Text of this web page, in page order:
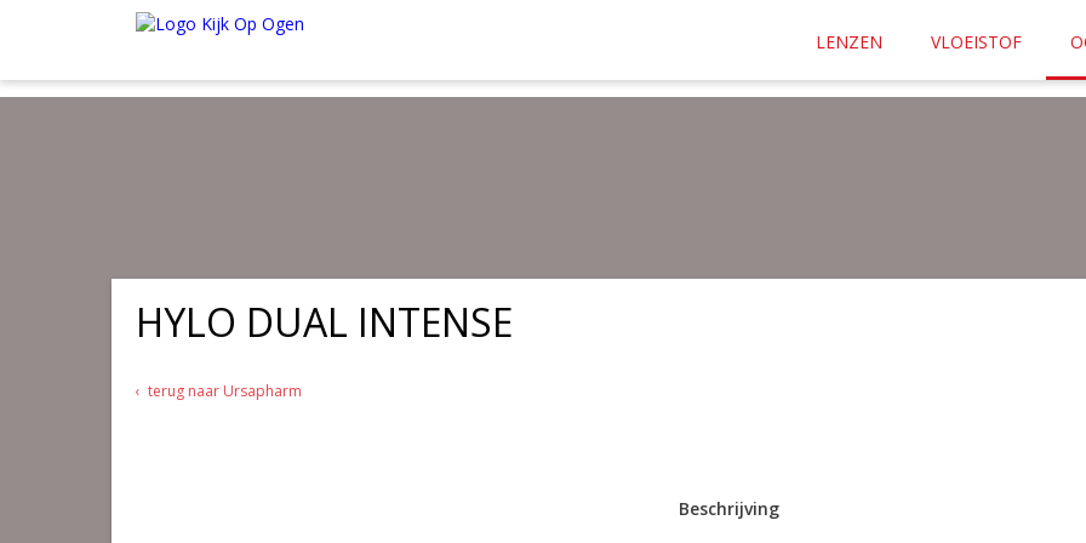
LENZEN VLOEISTOF
Wij verzenden al onze kwaliteitsproducten in de webshop
HYLO DUAL INTENSE
terug naar Ursapharm
Beschrijving